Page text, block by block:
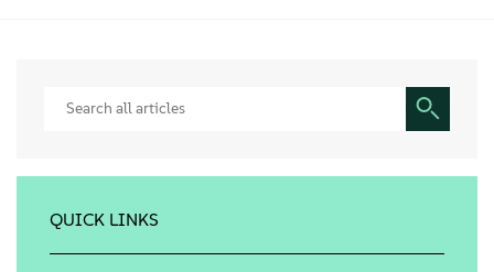
Télécharger
QUICK LINKS